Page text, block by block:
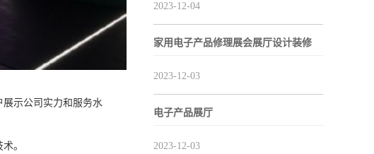
示公司实力和服务水
。
2023-12-04
家用电子产品修理展会展厅设计装修
2023-12-03
电子产品展厅
2023-12-03